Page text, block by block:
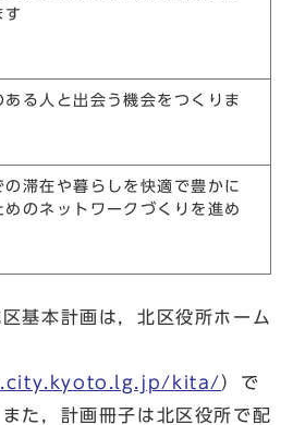
す
ある人と出会う機会をつくりま
の滞在や暮らしを快適で豊かに
めのネットワークづくりを進め
基本計画は，北区役所ホーム
kita/）で
た，計画冊子は北区役所で配